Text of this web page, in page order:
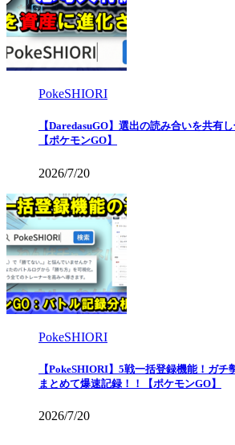
PokeSHIORI
【DaredasuGO】選出の読み合いを共有
【ポケモンGO】
2026/7/20
PokeSHIORI
【PokeSHIORI】5戦一括登録機能！ガチ
まとめて爆速記録！！【ポケモンGO】
2026/7/20